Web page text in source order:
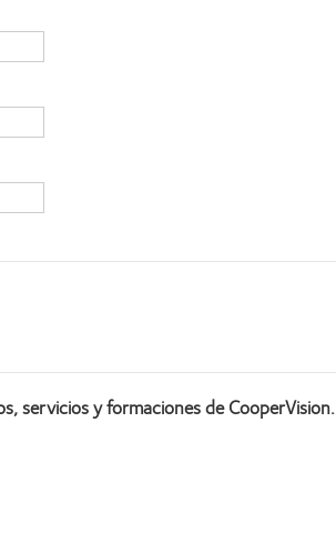
servicios y formaciones de CooperVision.